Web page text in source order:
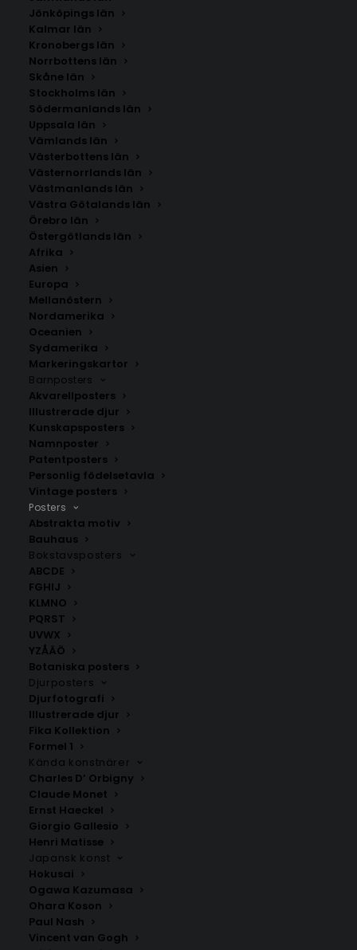
Jönköpings län
Kalmar län
Kronobergs län
Norrbottens län
Skåne län
Stockholms län
Södermanlands län
Uppsala län
Vämlands län
Västerbottens län
Västernorrlands län
Västmanlands län
Västra Götalands län
Örebro län
Östergötlands län
Afrika
Asien
Europa
Mellanöstern
Nordamerika
Oceanien
Sydamerika
Markeringskartor
Barnposters
Akvarellposters
Illustrerade djur
Kunskapsposters
Namnposter
Patentposters
Personlig födelsetavla
Vintage posters
Posters
Abstrakta motiv
Bauhaus
Bokstavsposters
ABCDE
FGHIJ
KLMNO
PQRST
UVWX
YZÅÄÖ
Botaniska posters
Djurposters
Djurfotografi
Illustrerade djur
Fika Kollektion
Formel 1
Kända konstnärer
Charles D’ Orbigny
Claude Monet
Ernst Haeckel
Giorgio Gallesio
Henri Matisse
Japansk konst
Hokusai
Ogawa Kazumasa
Ohara Koson
Paul Nash
Vincent van Gogh
SÖK AFFISCHER
Sök
efter:
Jag kommer älska dig
när jorden gått under –
Håkan Hellström Poster
Fr.149.00
Din tid kommer – Håkan
Fr.
Ge ingen tid till ånger –
Håkan Hellström Poster
Fr. 149.00 kr